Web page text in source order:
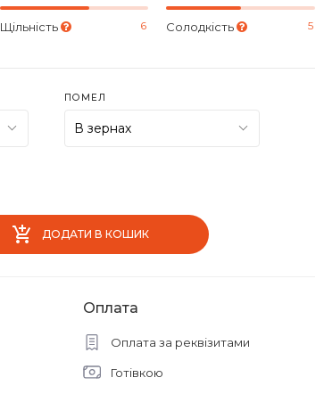
6
Щільність 5
Солодкість
ПОМЕЛ
ДОДАТИ В КОШИК
Оплата
Оплата за реквізитами
Готівкою